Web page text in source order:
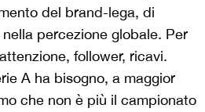
del brand-lega, di
percezione globale. Per
follower, ricavi.
A ha bisogno, a maggior
che non è più il campionato